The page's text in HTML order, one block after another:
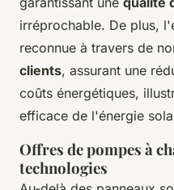
irréprochable. De plus,
reconnue à travers de
clients, assurant une
coûts énergétiques,
efficace de l'énergie
Offres de pompes à
technologies